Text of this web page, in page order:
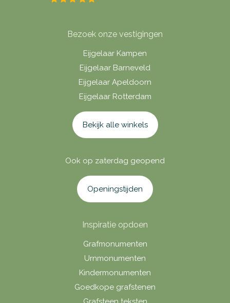
Bezoek onze vestigingen
Eijgelaar Kampen
Eijgelaar Barneveld
Eijgelaar Apeldoorn
Eijgelaar Rotterdam
Bekijk alle winkels
Ook op zaterdag geopend
Openingstijden
Inspiratie opdoen
Grafmonumenten
Urnmonumenten
Kindermonumenten
Goedkope grafstenen